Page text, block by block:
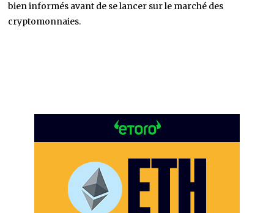
bien informés avant de se lancer sur le marché des
cryptomonnaies.